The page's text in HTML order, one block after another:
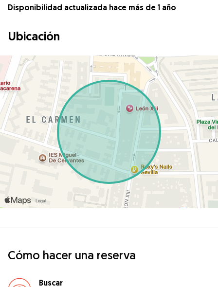
Disponibilidad actualizada hace más de 1 año
Ubicación
Cómo hacer una reserva
Buscar